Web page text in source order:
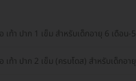
เท้า ปาก 1 เข็ม สำหรับเด็กอายุ 6 เดือน-
เท้า ปาก 2 เข็ม (ครบโดส) สำหรับเด็กอา